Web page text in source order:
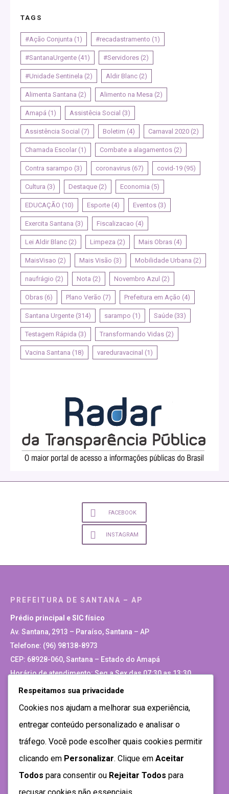
TAGS
#Ação Conjunta (1) #recadastramento (1)
#SantanaUrgente (41) #Servidores (2)
#Unidade Sentinela (2) Aldir Blanc (2)
Alimenta Santana (2) Alimento na Mesa (2)
Amapá (1) Assistêcia Social (3)
Assistência Social (7) Boletim (4) Carnaval 2020 (2)
Chamada Escolar (1) Combate a alagamentos (2)
Contra sarampo (3) coronavirus (67) covid-19 (95)
Cultura (3) Destaque (2) Economia (5)
EDUCAÇÃO (10) Esporte (4) Eventos (3)
Exercita Santana (3) Fiscalizacao (4)
Lei Aldir Blanc (2) Limpeza (2) Mais Obras (4)
MaisVisao (2) Mais Visão (3) Mobilidade Urbana (2)
naufrágio (2) Nota (2) Novembro Azul (2)
Obras (6) Plano Verão (7) Prefeitura em Ação (4)
Santana Urgente (314) sarampo (1) Saúde (33)
Testagem Rápida (3) Transformando Vidas (2)
Vacina Santana (18) vareduravacinal (1)
FACEBOOK
INSTAGRAM
PREFEITURA DE SANTANA – AP
Prédio principal e SIC físico
Av. Santana, 2913 – Paraíso, Santana – AP
Telefone: (96) 98138-8973
CEP: 68928-060, Santana – Estado do Amapá
Horário de atendimento: Seg a Sex das 07:30 as 13:30
Site Antigo
Respeitamos sua privacidade
Cookies nos ajudam a melhorar sua experiência,
entregar conteúdo personalizado e analisar o
tráfego. Você pode escolher quais cookies permitir
clicando em Personalizar. Clique em Aceitar
Todos para consentir ou Rejeitar Todos para
recusar cookies não essenciais.